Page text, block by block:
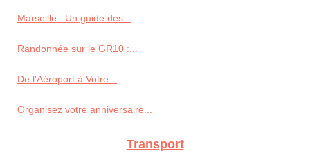
Marseille : Un guide des...
Randonnée sur le GR10 :...
De l'Aéroport à Votre...
Organisez votre anniversaire...
Transport